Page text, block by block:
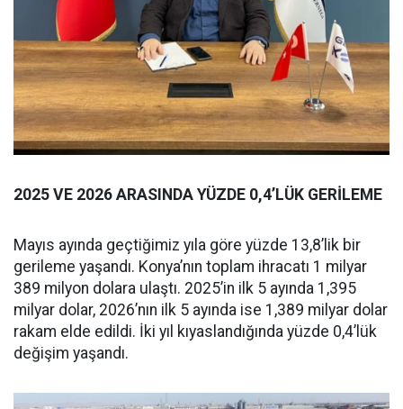
2025 VE 2026 ARASINDA YÜZDE 0,4’LÜK GERİLEME
Mayıs ayında geçtiğimiz yıla göre yüzde 13,8’lik bir
gerileme yaşandı. Konya’nın toplam ihracatı 1 milyar
389 milyon dolara ulaştı. 2025’in ilk 5 ayında 1,395
milyar dolar, 2026’nın ilk 5 ayında ise 1,389 milyar dolar
rakam elde edildi. İki yıl kıyaslandığında yüzde 0,4’lük
değişim yaşandı.